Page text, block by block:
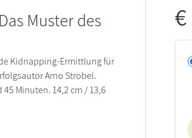
Muster des
Kidnapping-Ermittlung für
Arno Strobel.
Minuten. 14,2 cm / 13,6
€